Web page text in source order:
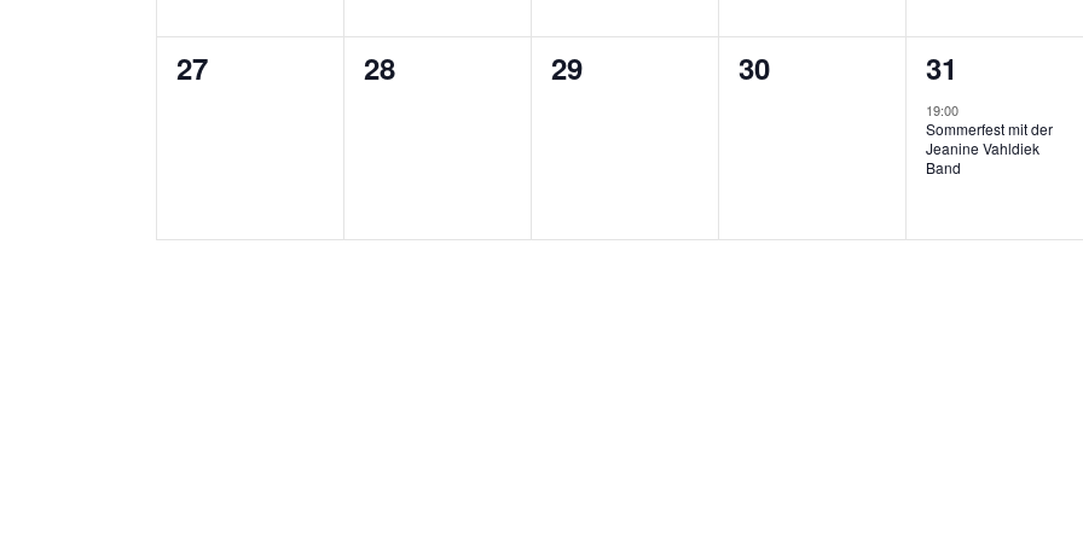
0
27
0
28
0
29
0
Veranstaltungen,
30
1
31
19:00
Sommerfest mit der
Jeanine Vahldiek
Band